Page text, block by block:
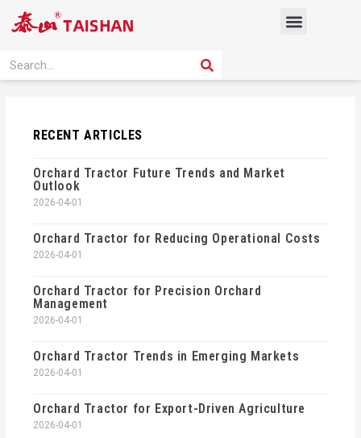
Menu
Search SEARCH
RECENT ARTICLES
Orchard Tractor Future Trends and Market
Outlook
2026-04-01
Orchard Tractor for Reducing Operational Costs
2026-04-01
Orchard Tractor for Precision Orchard
Management
2026-04-01
Orchard Tractor Trends in Emerging Markets
2026-04-01
Orchard Tractor for Export-Driven Agriculture
2026-04-01